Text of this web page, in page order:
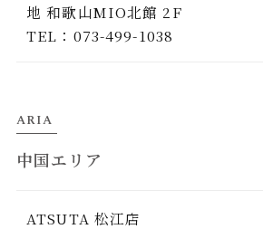
地 和歌山MIO北館 2F
TEL：073-499-1038
ARIA
中国エリア
ATSUTA 松江店